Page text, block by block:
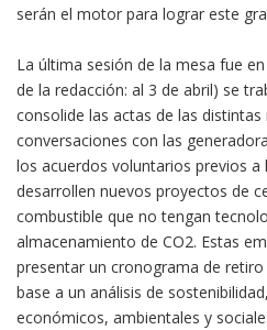
serán el motor para lograr este
La última sesión de la mesa fue
de la redacción: al 3 de abril) se
consolide las actas de las
conversaciones con las
los acuerdos voluntarios previos a
desarrollen nuevos proyectos de
combustible que no tengan
almacenamiento de CO2. Estas
presentar un cronograma de
base a un análisis de
económicos, ambientales y